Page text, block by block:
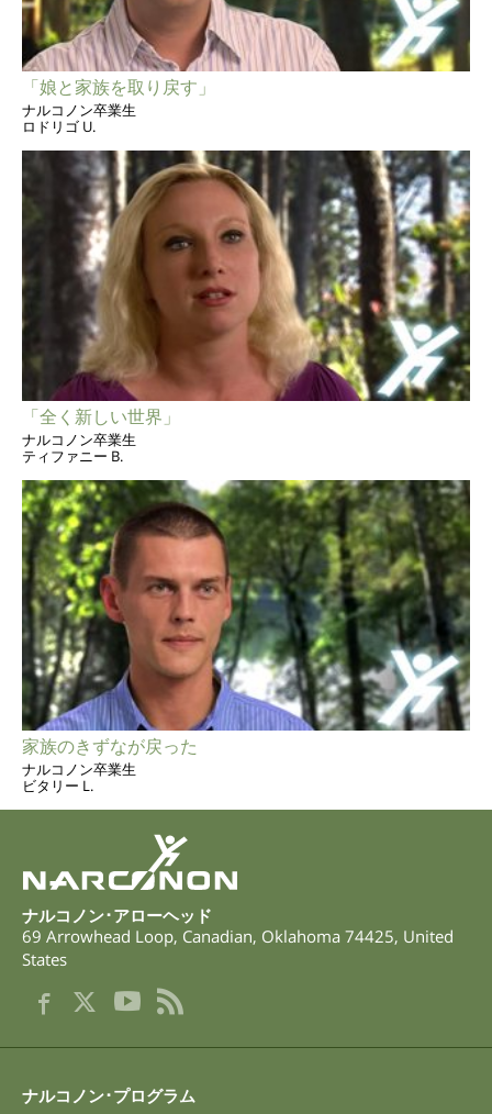
「娘と家族を取り戻す」
ナルコノン卒業生
ロドリゴ U.
「全く新しい世界」
ナルコノン卒業生
ティファニー B.
家族のきずなが戻った
ナルコノン卒業生
ビタリー L.
ナルコノン･アローヘッド
69 Arrowhead Loop, Canadian, Oklahoma 74425, United
States
ナルコノン･プログラム